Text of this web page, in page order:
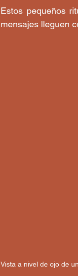
Estos pequeños
mensajes lleguen
Vista a nivel de ojo de